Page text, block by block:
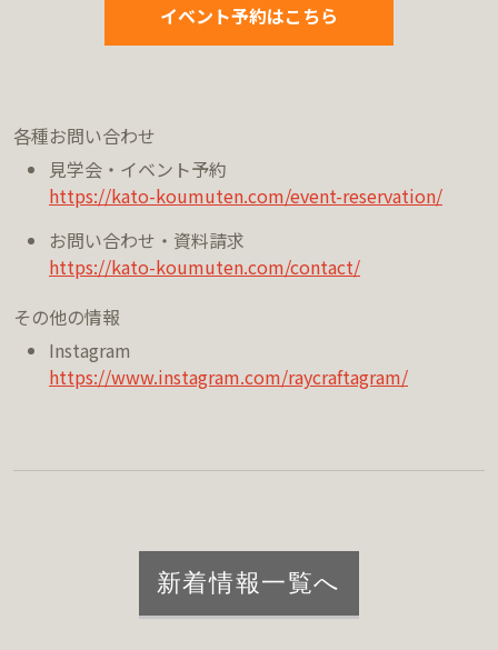
イベント予約はこちら
各種お問い合わせ
見学会・イベント予約
https://kato-koumuten.com/event-reservation/
お問い合わせ・資料請求
https://kato-koumuten.com/contact/
その他の情報
Instagram
https://www.instagram.com/raycraftagram/
新着情報一覧へ